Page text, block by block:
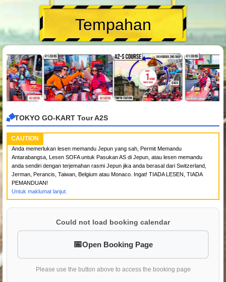
Tempahan
TOKYO GO-KART Tour A2S
CAUTION
Anda memerlukan lesen memandu Jepun yang sah, Permit Memandu
Antarabangsa, Lesen SOFA untuk Pasukan AS di Jepun, atau lesen memandu
anda sendiri dengan terjemahan rasmi Jepun jika anda berasal dari Switzerland,
Jerman, Perancis, Taiwan, Belgium atau Monaco. Ingat! TIADA LESEN, TIADA
PEMANDUAN!
Untuk maklumat lanjut.
Could not load booking calendar
Open Booking Page
Please use the button above to access the booking page